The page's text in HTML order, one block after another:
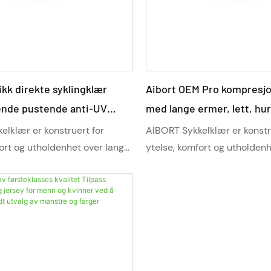
direkte syklingklær
pustende anti-UV
store størrelser
er konstruert for
og utholdenhet over lange
og fulle
gir dette
Aibort OEM Pro
med lange ermer, lett,
pustende termosett for
store størrelser
AIBORT Sykkelklær er
ytelse, komfort og